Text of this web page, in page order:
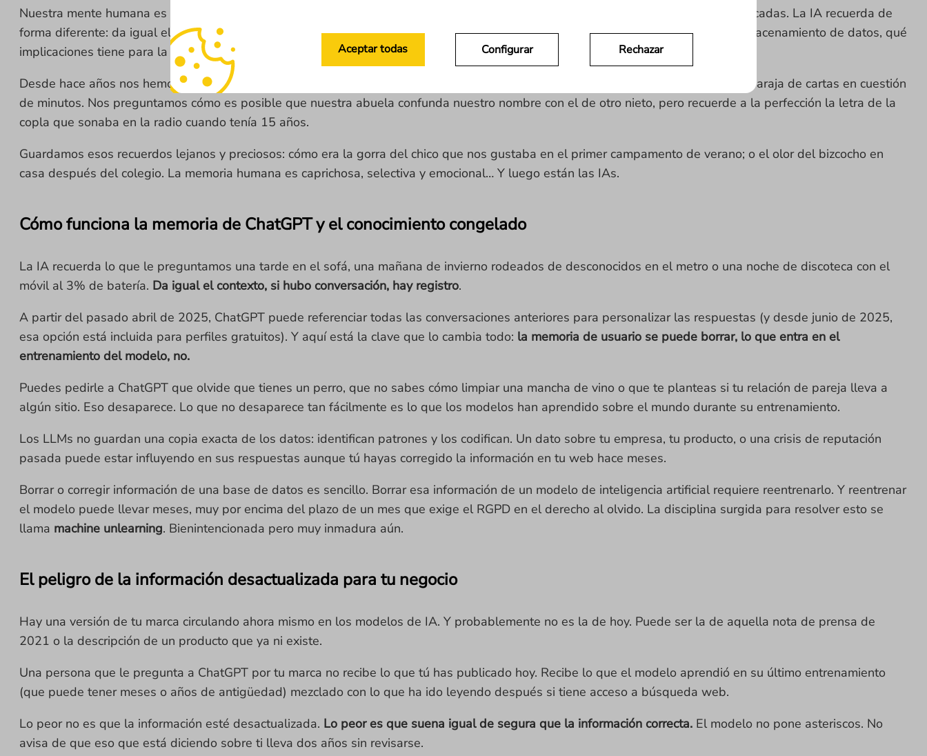
Configurar Rechazar
Aceptar todas
Nuestra mente humana es selectiva y emocional. Podemos olvidar un nombre, pero recordar a la perfección una canción de hace décadas. La IA recuerda de
forma diferente: da igual el contexto, si hubo conversación o entrenamiento previo, hay registro. Analizamos cómo funciona este almacenamiento de datos, qué
implicaciones tiene para la reputación de los negocios digitales y qué hacer desde hoy para proteger tu marca.
Desde hace años nos hemos asombrado con los campeones de memoria: personas capaces de recordar el orden aleatorio de una baraja de cartas en cuestión
de minutos. Nos preguntamos cómo es posible que nuestra abuela confunda nuestro nombre con el de otro nieto, pero recuerde a la perfección la letra de la
copla que sonaba en la radio cuando tenía 15 años.
Guardamos esos recuerdos lejanos y preciosos: cómo era la gorra del chico que nos gustaba en el primer campamento de verano; o el olor del bizcocho en
casa después del colegio. La memoria humana es caprichosa, selectiva y emocional… Y luego están las IAs.
Cómo funciona la memoria de ChatGPT y el conocimiento congelado
La IA recuerda lo que le preguntamos una tarde en el sofá, una mañana de invierno rodeados de desconocidos en el metro o una noche de discoteca con el
móvil al 3% de batería. Da igual el contexto, si hubo conversación, hay registro.
A partir del pasado abril de 2025, ChatGPT puede referenciar todas las conversaciones anteriores para personalizar las respuestas (y desde junio de 2025,
esa opción está incluida para perfiles gratuitos). Y aquí está la clave que lo cambia todo: la memoria de usuario se puede borrar, lo que entra en el
entrenamiento del modelo, no.
Puedes pedirle a ChatGPT que olvide que tienes un perro, que no sabes cómo limpiar una mancha de vino o que te planteas si tu relación de pareja lleva a
algún sitio. Eso desaparece. Lo que no desaparece tan fácilmente es lo que los modelos han aprendido sobre el mundo durante su entrenamiento.
Los LLMs no guardan una copia exacta de los datos: identifican patrones y los codifican. Un dato sobre tu empresa, tu producto, o una crisis de reputación
pasada puede estar influyendo en sus respuestas aunque tú hayas corregido la información en tu web hace meses.
Borrar o corregir información de una base de datos es sencillo. Borrar esa información de un modelo de inteligencia artificial requiere reentrenarlo. Y reentrenar
el modelo puede llevar meses, muy por encima del plazo de un mes que exige el RGPD en el derecho al olvido. La disciplina surgida para resolver esto se
llama machine unlearning. Bienintencionada pero muy inmadura aún.
El peligro de la información desactualizada para tu negocio
Hay una versión de tu marca circulando ahora mismo en los modelos de IA. Y probablemente no es la de hoy. Puede ser la de aquella nota de prensa de
2021 o la descripción de un producto que ya ni existe.
Una persona que le pregunta a ChatGPT por tu marca no recibe lo que tú has publicado hoy. Recibe lo que el modelo aprendió en su último entrenamiento
(que puede tener meses o años de antigüedad) mezclado con lo que ha ido leyendo después si tiene acceso a búsqueda web.
Lo peor no es que la información esté desactualizada. Lo peor es que suena igual de segura que la información correcta. El modelo no pone asteriscos. No
avisa de que eso que está diciendo sobre ti lleva dos años sin revisarse.